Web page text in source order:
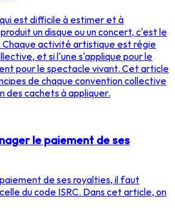
qui est difficile à estimer et à
un disque ou un concert, c'est le
activité artistique est régie
et si l'une s'applique pour le
pour le spectacle vivant. Cet article
de chaque convention collective
des cachets à appliquer.
le paiement de ses
de ses royalties, il faut
du code ISRC. Dans cet article, on